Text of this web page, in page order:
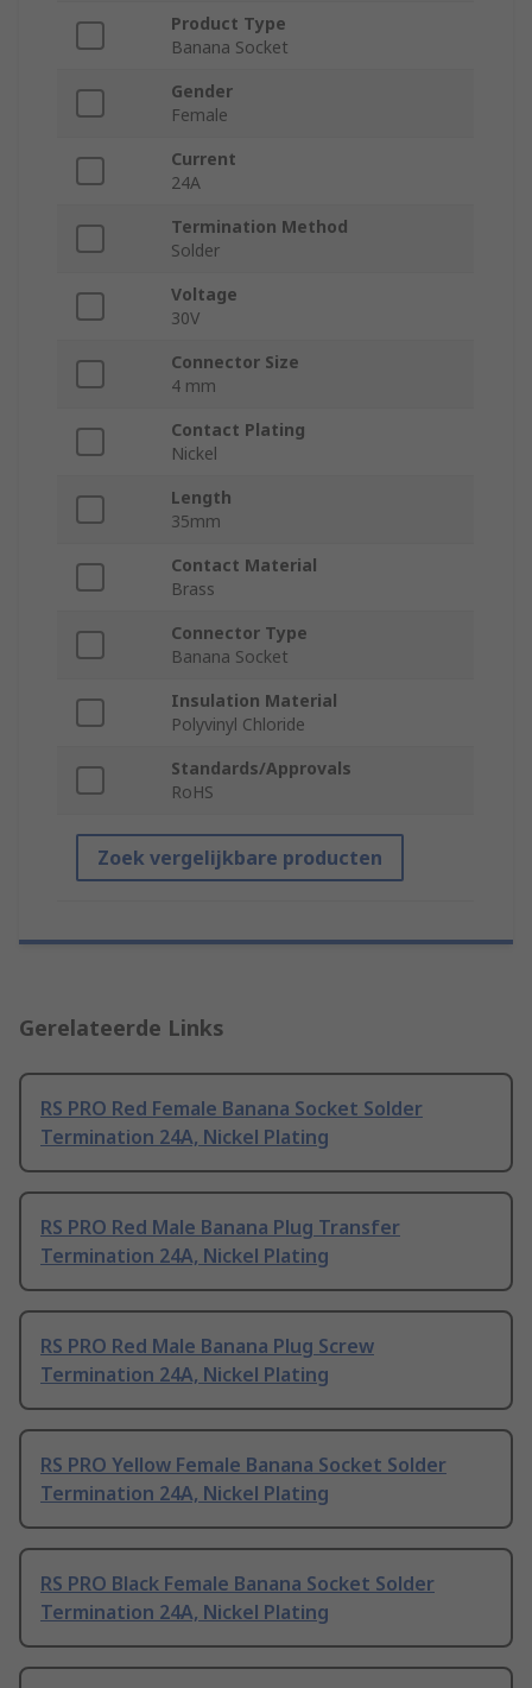
Product Type
Banana Socket
Gender
Female
Current
24A
Termination Method
Solder
Voltage
30V
Connector Size
4 mm
Contact Plating
Nickel
Length
35mm
Contact Material
Brass
Connector Type
Banana Socket
Insulation Material
Polyvinyl Chloride
Standards/Approvals
RoHS
Zoek vergelijkbare producten
Gerelateerde Links
RS PRO Red Female Banana Socket Solder
Termination 24A, Nickel Plating
RS PRO Red Male Banana Plug Transfer
Termination 24A, Nickel Plating
RS PRO Red Male Banana Plug Screw
Termination 24A, Nickel Plating
RS PRO Yellow Female Banana Socket Solder
Termination 24A, Nickel Plating
RS PRO Black Female Banana Socket Solder
Termination 24A, Nickel Plating